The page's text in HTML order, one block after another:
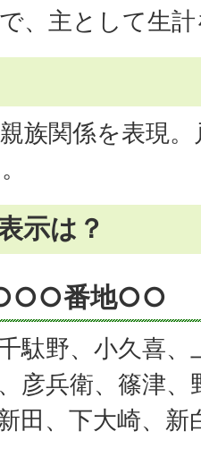
、主として生
族関係を表現
示は？
○○○番地○○
駄野、小久喜
彦兵衛、篠津、
田、下大崎、